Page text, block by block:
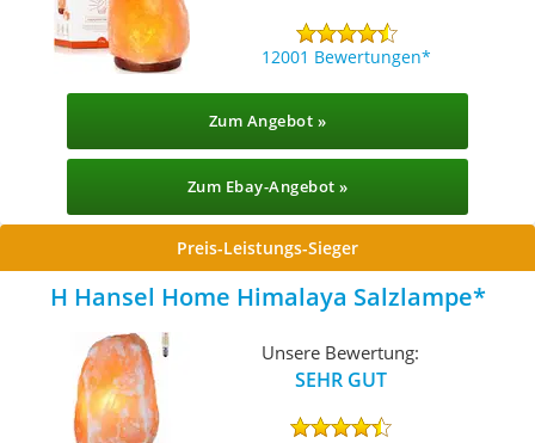
12001 Bewertungen
Zum Angebot »
Zum Ebay-Angebot »
Preis-Leistungs-Sieger
H Hansel Home Himalaya Salzlampe
Unsere Bewertung:
SEHR GUT